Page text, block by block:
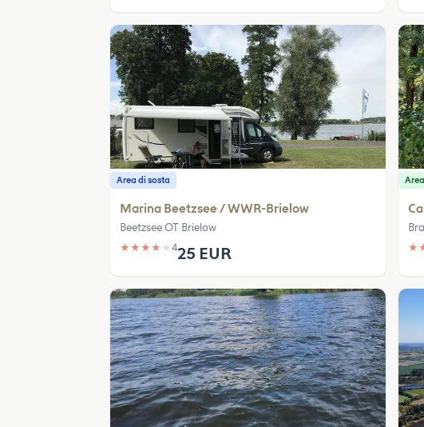
Area di sosta
Marina Beetzsee / WWR-Brielow
Beetzsee OT Brielow
★ ★ ★ ★ ★ 425 EUR ★